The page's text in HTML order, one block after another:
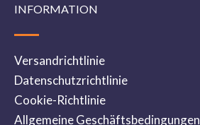
INFORMATION
Versandrichtlinie
Datenschutzrichtlinie
Cookie-Richtlinie
Allgemeine Geschäftsbedingungen